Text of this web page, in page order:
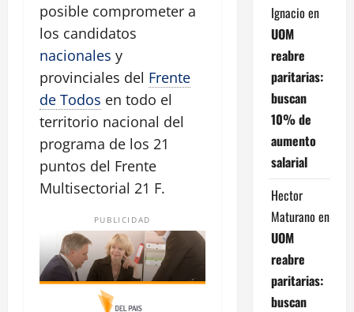
posible comprometer a
los candidatos
nacionales y
provinciales del Frente
de Todos en todo el
territorio nacional del
programa de los 21
puntos del Frente
Multisectorial 21 F.
PUBLICIDAD
Ignacio en
UOM
reabre
paritarias:
buscan
10% de
aumento
salarial
Hector
Maturano en
UOM
reabre
paritarias:
buscan